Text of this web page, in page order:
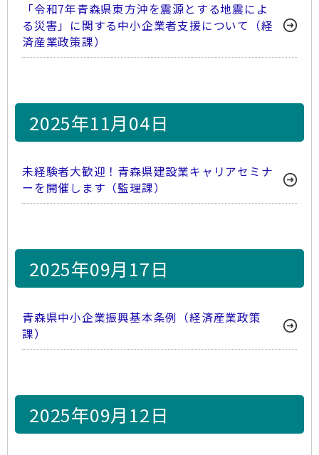
「令和7年青森県東方沖を震源とする地震によ
る災害」に関する中小企業者支援について（経
済産業政策課）
2025年11月04日
未経験者大歓迎！青森県建設業キャリアセミナ
ーを開催します（監理課）
2025年09月17日
青森県中小企業振興基本条例（経済産業政策
課）
2025年09月12日